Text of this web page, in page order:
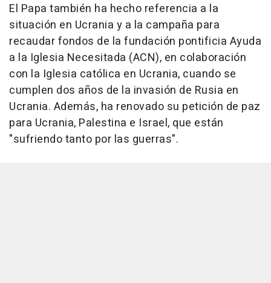
El Papa también ha hecho referencia a la
situación en Ucrania y a la campaña para
recaudar fondos de la fundación pontificia Ayuda
a la Iglesia Necesitada (ACN), en colaboración
con la Iglesia católica en Ucrania, cuando se
cumplen dos años de la invasión de Rusia en
Ucrania. Además, ha renovado su petición de paz
para Ucrania, Palestina e Israel, que están
"sufriendo tanto por las guerras".